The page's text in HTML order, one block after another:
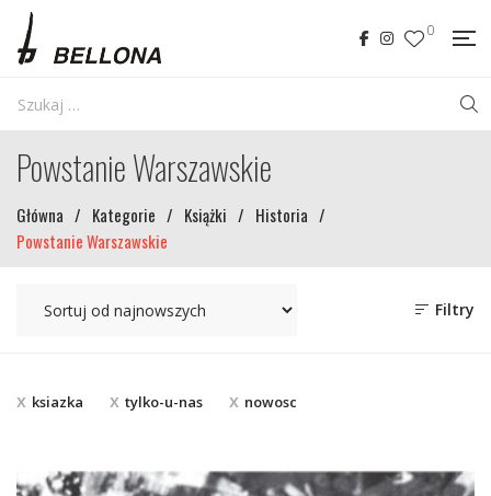
0
Powstanie Warszawskie
Główna / Kategorie / Książki / Historia /
Powstanie Warszawskie
Filtry
ksiazka tylko-u-nas nowosc